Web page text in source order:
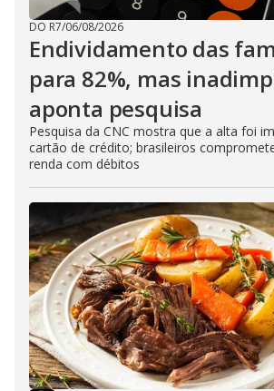
DO R7/06/08/2026
Endividamento das
para 82%, mas
aponta pesquisa
Pesquisa da CNC mostra que a alta foi
cartão de crédito; brasileiros
renda com débitos